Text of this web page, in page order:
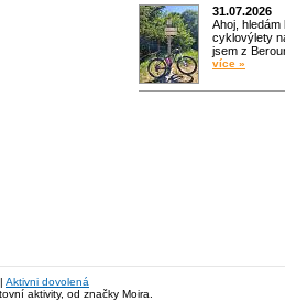
31.07.2026
Ahoj,
cyklovýlety
jsem z
více »
Aktivni dovolená
aktivity, od značky Moira.